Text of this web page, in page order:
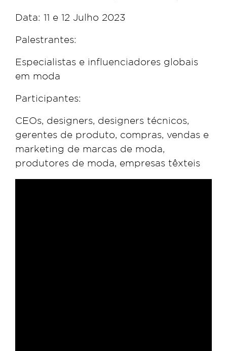
Data: 11 e 12 Julho 2023
Palestrantes:
Especialistas e influenciadores globais
em moda
Participantes:
CEOs, designers, designers técnicos,
gerentes de produto, compras, vendas e
marketing de marcas de moda,
produtores de moda, empresas têxteis